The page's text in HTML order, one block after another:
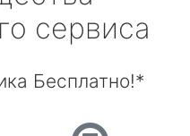
сервиса
Бесплатно!*